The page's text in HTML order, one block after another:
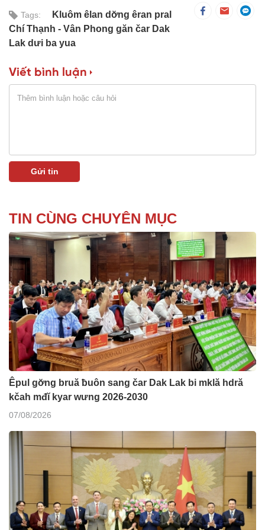
Tags:
Kluôm êlan dơ̆ng êran pral
Chí Thạnh - Vân Phong găn čar Dak
Lak dưi ba yua
Viết bình luận
TIN CÙNG CHUYÊN MỤC
Êpul gơ̆ng bruă ƀuôn sang čar Dak Lak bi mklă hdră
kčah mđĭ kyar wưng 2026-2030
07/08/2026